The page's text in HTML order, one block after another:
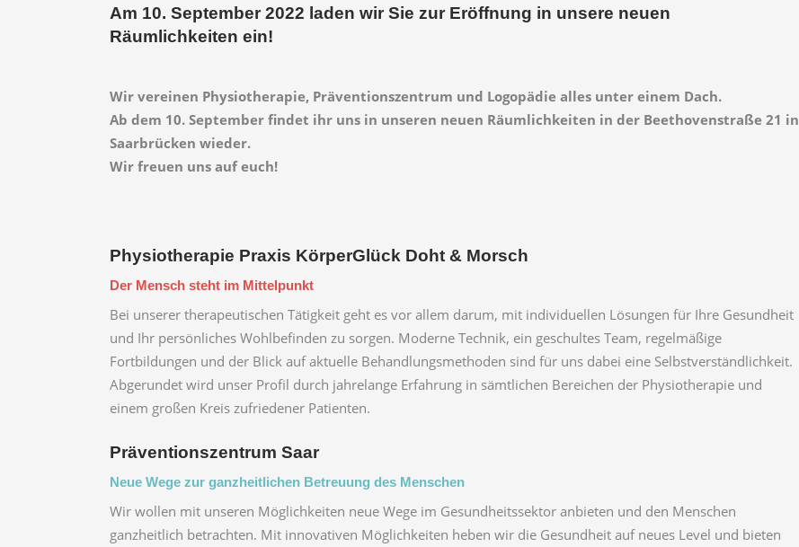
Am 10. September 2022 laden wir Sie zur Eröffnung in unsere neuen
Räumlichkeiten ein!
Wir vereinen Physiotherapie, Präventionszentrum und Logopädie alles unter einem Dach.
Ab dem 10. September findet ihr uns in unseren neuen Räumlichkeiten in der Beethovenstraße 21 in
Saarbrücken wieder.
Wir freuen uns auf euch!
Physiotherapie Praxis KörperGlück Doht & Morsch
Der Mensch steht im Mittelpunkt
Bei unserer therapeutischen Tätigkeit geht es vor allem darum, mit individuellen Lösungen für Ihre Gesundheit
und Ihr persönliches Wohlbefinden zu sorgen. Moderne Technik, ein geschultes Team, regelmäßige
Fortbildungen und der Blick auf aktuelle Behandlungsmethoden sind für uns dabei eine Selbstverständlichkeit.
Abgerundet wird unser Profil durch jahrelange Erfahrung in sämtlichen Bereichen der Physiotherapie und
einem großen Kreis zufriedener Patienten.
Präventionszentrum Saar
Neue Wege zur ganz­heit­lichen Betreuung des Menschen
Wir wollen mit unseren Möglichkeiten neue Wege im Gesundheitssektor anbieten und den Menschen
ganzheitlich betrachten. Mit innovativen Möglichkeiten heben wir die Gesundheit auf neues Level und bieten